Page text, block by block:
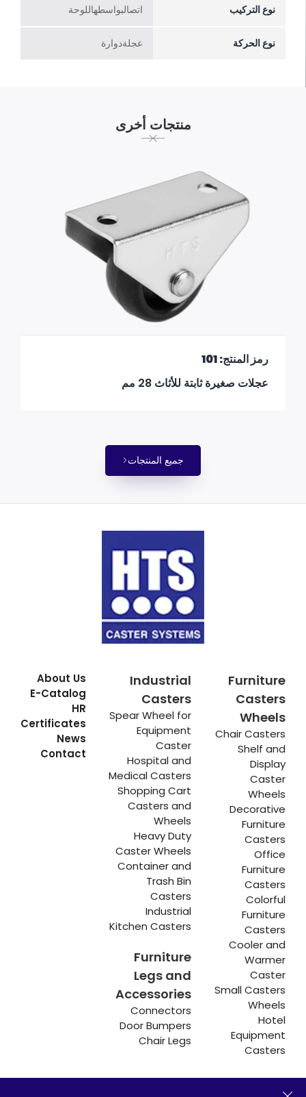
نوع التركيب اتصالبواسطهاللوحة
نوع الحركة عجلةدوارة
منتجات أخرى
رمز المنتج: 101
عجلات صغيرة ثابتة للأثاث 28 مم
جميع المنتجات
Furniture
Casters
Wheels
Chair Casters
Shelf and
Display
Caster
Wheels
Decorative
Furniture
Casters
Office
Furniture
Casters
Colorful
Furniture
Casters
Cooler and
Warmer
Caster
Small Casters
Wheels
Hotel
Equipment
Casters
Industrial
Casters
Spear Wheel for
Equipment
Caster
Hospital and
Medical Casters
Shopping Cart
Casters and
Wheels
Heavy Duty
Caster Wheels
Container and
Trash Bin
Casters
Industrial
Kitchen Casters
Furniture
Legs and
Accessories
Connectors
Door Bumpers
Chair Legs
About Us
E-Catalog
HR
Certificates
News
Contact